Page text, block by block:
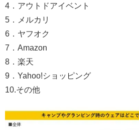
4．アウトドアイベント
5．メルカリ
6．ヤフオク
7．Amazon
8．楽天
9．Yahoo!ショッピング
10.その他